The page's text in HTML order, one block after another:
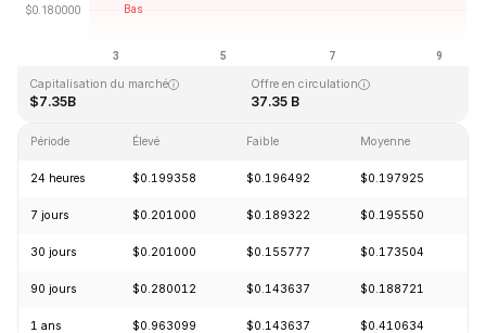
Dernière mise à jour : 2026-08-09, 11:57 GMT+0
Capitalisation du marché
$7.35B
Offre en circulation
37.35 B
Période Élevé Faible Moyenne
24 heures $0.199358 $0.196492 $0.197925
7 jours $0.201000 $0.189322 $0.195550
30 jours $0.201000 $0.155777 $0.173504
90 jours $0.280012 $0.143637 $0.188721
1 ans $0.963099 $0.143637 $0.410634